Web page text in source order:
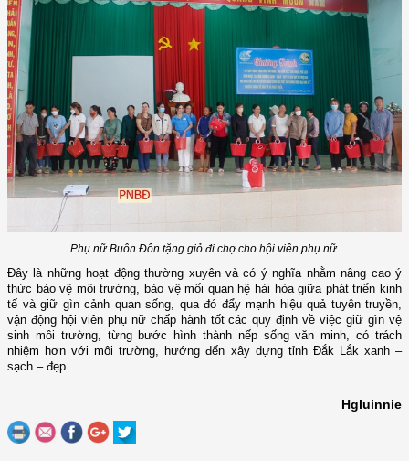
Phụ nữ Buôn Đôn tặng giỏ đi chợ cho hội viên phụ nữ
Đây là những hoạt động thường xuyên và có ý nghĩa nhằm nâng cao ý
thức bảo vệ môi trường, bảo vệ mối quan hệ hài hòa giữa phát triển kinh
tế và giữ gìn cảnh quan sống, qua đó đẩy mạnh hiệu quả tuyên truyền,
vận động hội viên phụ nữ chấp hành tốt các quy định về việc giữ gìn vệ
sinh môi trường, từng bước hình thành nếp sống văn minh, có trách
nhiệm hơn với môi trường , hướng đến xây dựng tỉnh Đắk Lắk xanh –
sạch – đẹp.
Hgluinnie